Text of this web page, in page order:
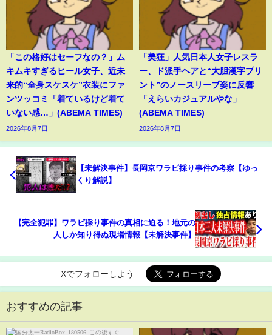
「この格好はセーフなの？」ム
キムキすぎるヒール女子、近未
来的“全身スケスケ”衣装にファ
ンツッコミ「着ているけど着て
いない感…」(ABEMA TIMES)
2026年8月7日
「美狂」人気日本人女子レスラ
ー、ド派手ヘアと“大胆漢字プリ
ント”のノースリーブ姿に反響
「えらいカジュアルやな」
(ABEMA TIMES)
2026年8月7日
【未解決事件】長岡京ワラビ採り事件の考察【ゆっ
くり解説】
【完全犯罪】ワラビ採り事件の真相に迫る！地元の
人しか知り得ぬ現場情報【未解決事件】
Xでフォローしよう
おすすめの記事